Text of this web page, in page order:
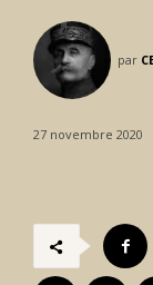
par
27 novembre 2020